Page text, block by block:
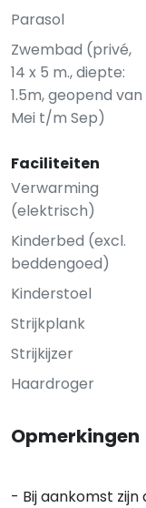
Parasol
Zwembad (privé,
14 x 5 m., diepte:
1.5m, geopend van
Mei t/m Sep)
Faciliteiten
Verwarming
(elektrisch)
Kinderbed (excl.
beddengoed)
Kinderstoel
Strijkplank
Strijkijzer
Haardroger
Opmerkingen
- Bij aankomst